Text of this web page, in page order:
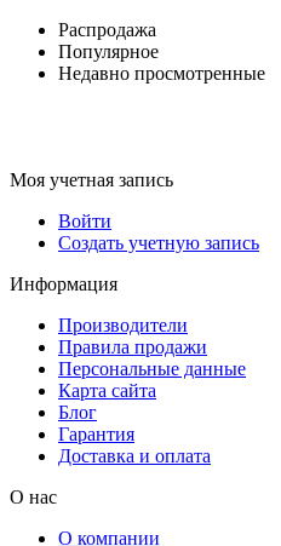
Распродажа
Популярное
Недавно просмотренные
Моя учетная запись
Войти
Создать учетную запись
Информация
Производители
Правила продажи
Персональные данные
Карта сайта
Блог
Гарантия
Доставка и оплата
О нас
О компании